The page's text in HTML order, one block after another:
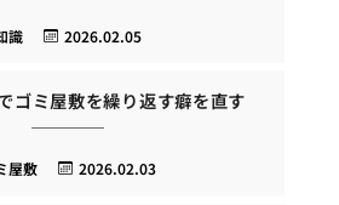
2026.02.05
識
ゴミ屋敷を繰り返す癖を直す
2026.02.03
屋敷